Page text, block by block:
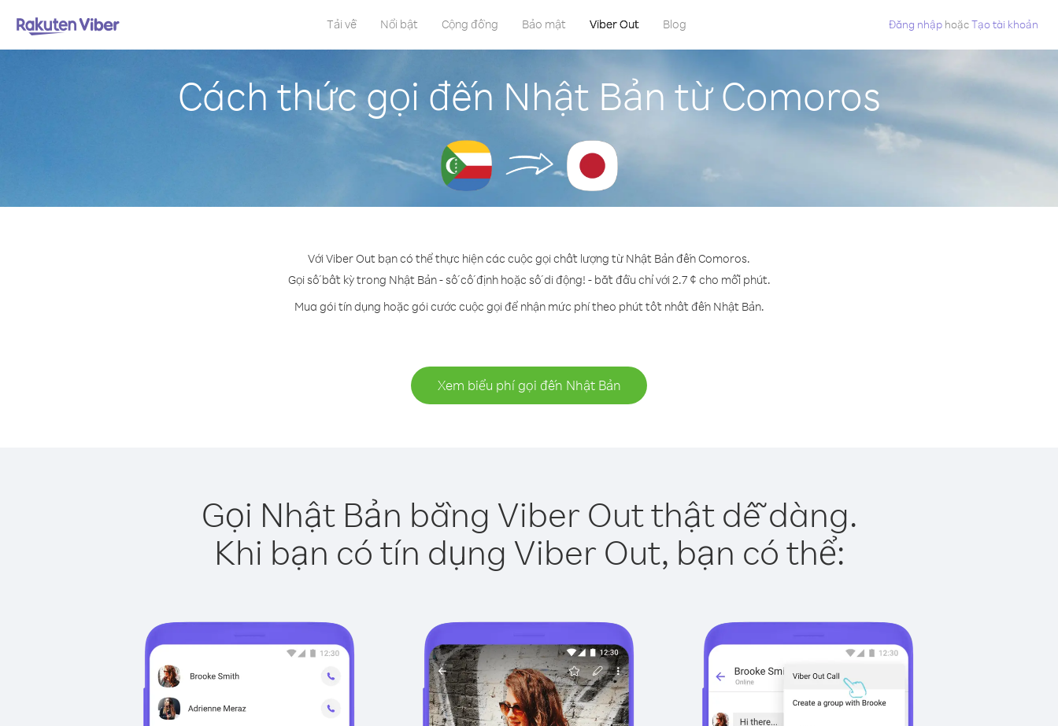
Tải về Nổi bật Cộng đồng Bảo mật Viber Out Blog Đăng nhập hoặcTạo tài khoản
Cách thức gọi đến Nhật Bản từ Comoros
Với Viber Out bạn có thể thực hiện các cuộc gọi chất lượng từ Nhật Bản đến Comoros.
Gọi số bất kỳ trong Nhật Bản - số cố định hoặc số di động! - bắt đầu chỉ với 2.7 ¢ cho mỗi phút.
Mua gói tín dụng hoặc gói cước cuộc gọi để nhận mức phí theo phút tốt nhất đến Nhật Bản.
Xem biểu phí gọi đến Nhật Bản
Gọi Nhật Bản bằng Viber Out thật dễ dàng.
Khi bạn có tín dụng Viber Out, bạn có thể: